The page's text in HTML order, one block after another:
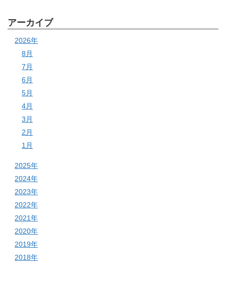
アーカイブ
2026年
8月
7月
6月
5月
4月
3月
2月
1月
2025年
2024年
2023年
2022年
2021年
2020年
2019年
2018年